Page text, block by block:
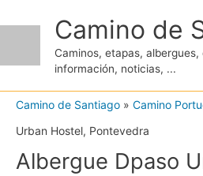
contenido
Camino de
Caminos, etapas, albergues,
información, noticias, ...
Camino de Santiago » Camino
Urban Hostel, Pontevedra
Albergue Dpaso